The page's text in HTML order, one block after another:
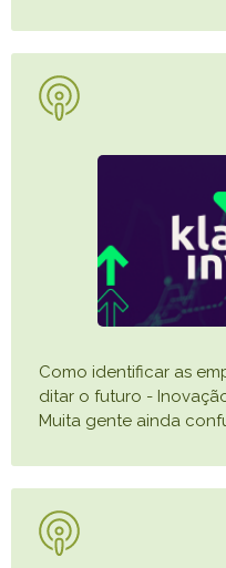
Como identificar as
ditar o futuro -
Muita gente ainda